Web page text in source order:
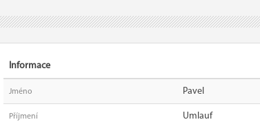
Informace
Jméno Pavel
Příjmení Umlauf